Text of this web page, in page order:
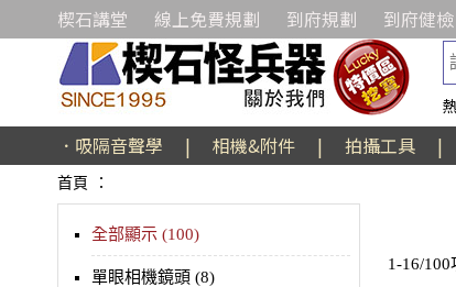
楔石講堂 線上免費規劃 到府規劃 到府健檢
．吸隔音聲學 | 相機&附件 | 拍攝工具 |
首頁 ：
全部顯示 (100)
單眼相機鏡頭 (8)
1-16/100